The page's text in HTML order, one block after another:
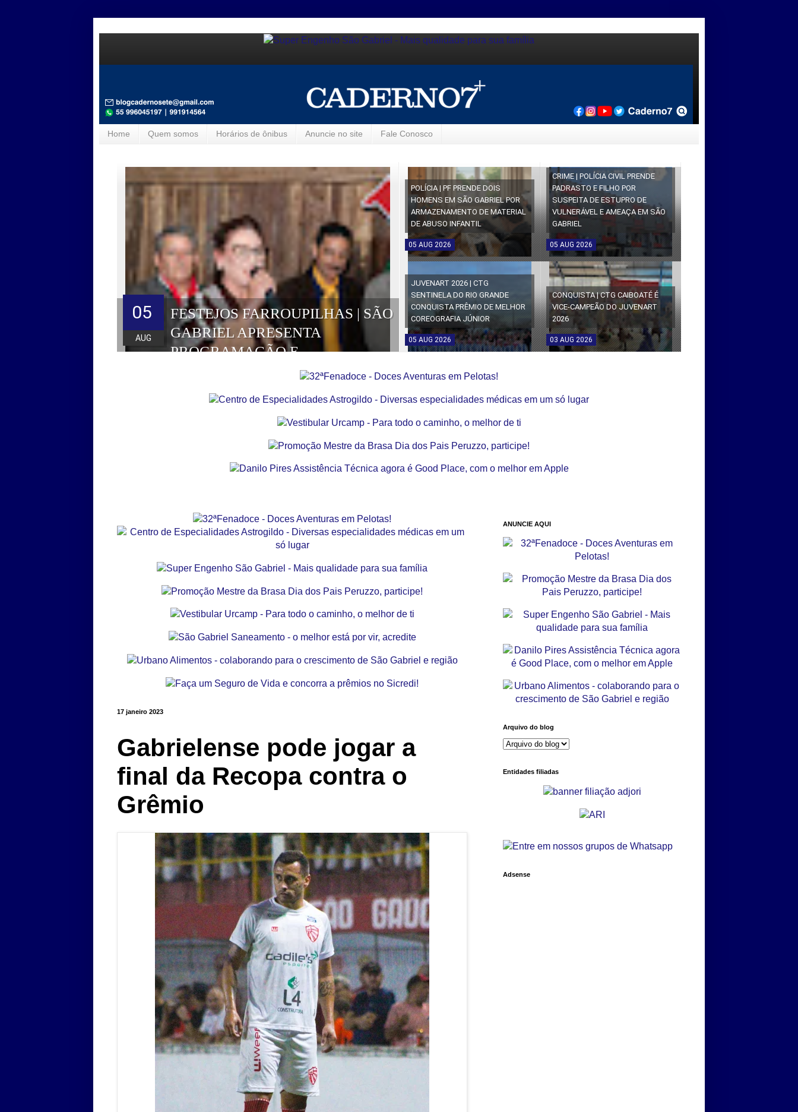
Home Quem somos Horários de ônibus Anuncie no site Fale Conosco
FESTEJOS FARROUPILHAS | SÃO
GABRIEL APRESENTA
PROGRAMAÇÃO E
HOMENAGEADOS DA EDIÇÃO
DE 2026
05
AUG
POLÍCIA | PF PRENDE DOIS
HOMENS EM SÃO GABRIEL POR
ARMAZENAMENTO DE MATERIAL
DE ABUSO INFANTIL
05 AUG 2026
CRIME | POLÍCIA CIVIL PRENDE
PADRASTO E FILHO POR
SUSPEITA DE ESTUPRO DE
VULNERÁVEL E AMEAÇA EM SÃO
GABRIEL
05 AUG 2026
JUVENART 2026 | CTG
SENTINELA DO RIO GRANDE
CONQUISTA PRÊMIO DE MELHOR
COREOGRAFIA JÚNIOR
05 AUG 2026
CONQUISTA | CTG CAIBOATÉ É
VICE-CAMPEÃO DO JUVENART
2026
03 AUG 2026
17 janeiro 2023
Gabrielense pode jogar a
final da Recopa contra o
Grêmio
ANUNCIE AQUI
Arquivo do blog
Entidades filiadas
Adsense